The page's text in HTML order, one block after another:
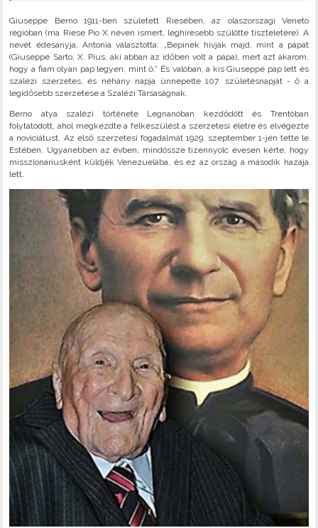
Giuseppe Berno 1911-ben született Riesében, az olaszországi Veneto
régióban (ma Riese Pio X néven ismert, leghíresebb szülötte tiszteletére). A
nevét édesanyja, Antonia választotta: „Bepinek hívják majd, mint a pápát
(Giuseppe Sarto, X. Pius, aki abban az időben volt a pápa), mert azt akarom,
hogy a fiam olyan pap legyen, mint ő.” És valóban, a kis Giuseppe pap lett és
szalézi szerzetes, és néhány napja ünnepelte 107. születésnapját - ő a
legidősebb szerzetese a Szalézi Társaságnak.
Berno atya szalézi története Legnanóban kezdődött és Trentóban
folytatódott, ahol megkezdte a felkészülést a szerzetesi életre és elvégezte
a noviciátust. Az első szerzetesi fogadalmát 1929. szeptember 1-jén tette le
Estében. Ugyanebben az évben, mindössze tizennyolc évesen kérte, hogy
misszionáriusként küldjék Venezuelába, és ez az ország a második hazája
lett.